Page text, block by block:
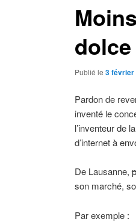
Publié le 3 février
Pardon de
inventé le
l’inventeur de
d’internet à
De Lausanne,
son marché,
Par exemple :